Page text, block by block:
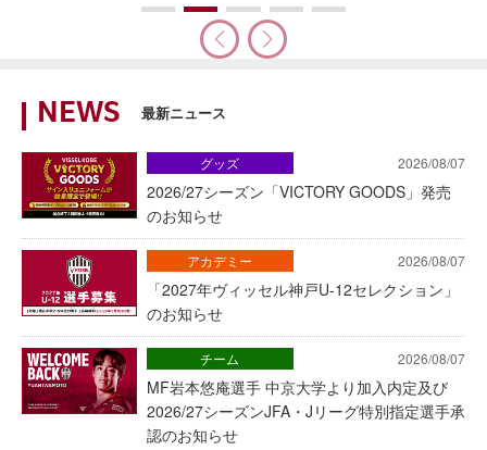
NEWS 最新ニュース
2026/08/07
2026/27シーズン「VICTORY GOODS」発売
のお知らせ
グッズ
2026/08/07
「2027年ヴィッセル神戸U-12セレクション」
のお知らせ
アカデミー
2026/08/07
MF岩本悠庵選手 中京大学より加入内定及び
2026/27シーズンJFA・Jリーグ特別指定選手承
認のお知らせ
チーム